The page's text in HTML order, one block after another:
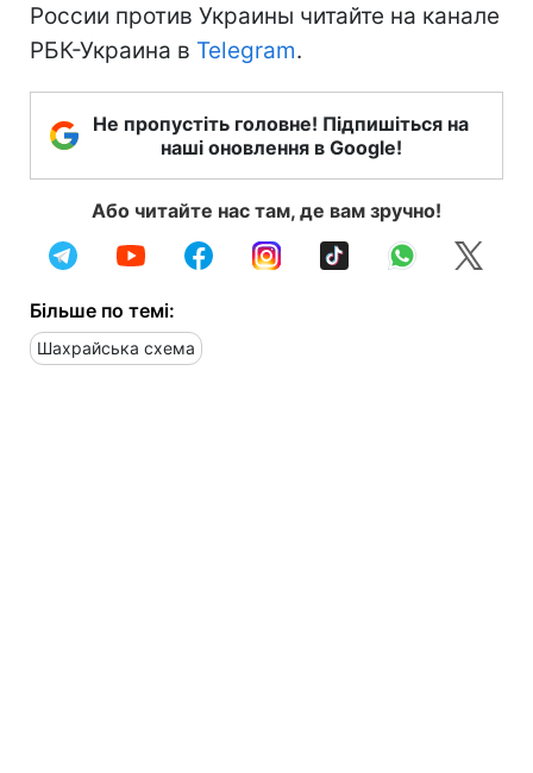
России против Украины читайте на канале
РБК-Украина в Telegram.
Не пропустіть головне! Підпишіться на
наші оновлення в Google!
Або читайте нас там, де вам зручно!
Більше по темі:
Шахрайська схема